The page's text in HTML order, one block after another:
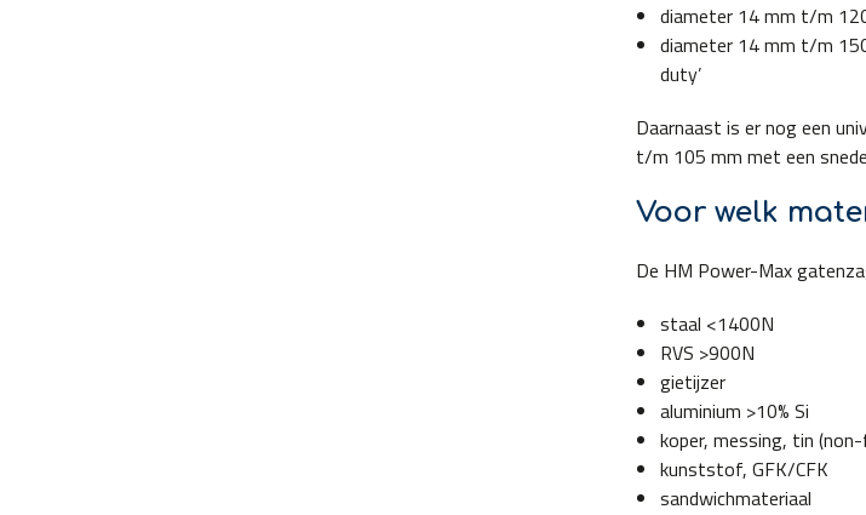
diameter 14 mm t/m
diameter 14 mm t/m
duty’
Daarnaast is er nog een
t/m 105 mm met een
Voor welk
De HM Power-Max
staal <1400N
RVS >900N
gietijzer
aluminium >10% Si
koper, messing, tin
kunststof, GFK/CFK
sandwichmateriaal